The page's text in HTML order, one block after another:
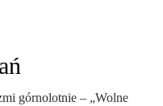
górnolotnie – „Wolne